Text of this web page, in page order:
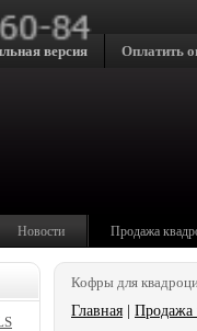
версия Оплатить
Новости Продажа
Кофры для
Главная
Продажа